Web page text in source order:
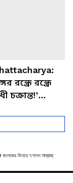
রন্ধ্রে রন্ধ্রে
চক্রান্ত!’